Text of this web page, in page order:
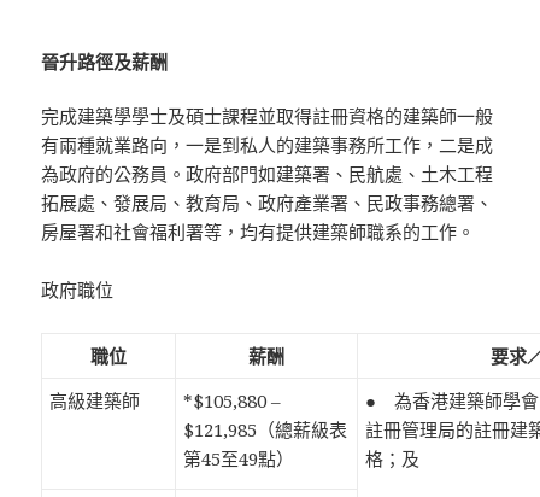
晉升路徑及薪酬
完成建築學學士及碩士課程並取得註冊資格的建築師一般
有兩種就業路向，一是到私人的建築事務所工作，二是成
為政府的公務員。政府部門如建築署、民航處、土木工程
拓展處、發展局、教育局、政府產業署、民政事務總署、
房屋署和社會福利署等，均有提供建築師職系的工作。
政府職位
職位 薪酬 要求
高級建築師
*$105,880 –
$121,985（總薪級表
第45至49點）
● 為香港建築師學
註冊管理局的註冊建
格；及